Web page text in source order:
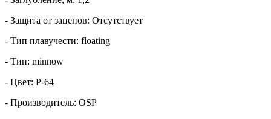
- Защита от зацепов: Отсутствует
- Тип плавучести: floating
- Тип: minnow
- Цвет: P-64
- Производитель: OSP